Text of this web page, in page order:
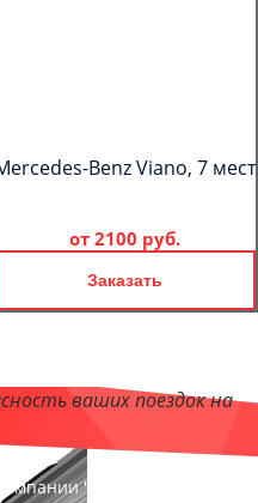
Benz Viano, 7 мест
от 2100 руб.
Заказать
ваших поездок на
"АстраханьБас"